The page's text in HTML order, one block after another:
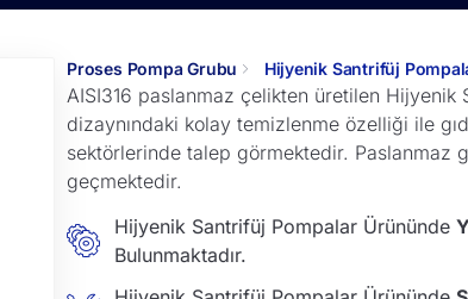
Proses Pompa Grubu Hijyenik Santrifüj
AISI316 paslanmaz çelikten üretilen Hijyenik
dizaynındaki kolay temizlenme özelliği ile
sektörlerinde talep görmektedir. Paslanmaz
geçmektedir.
Hijyenik Santrifüj Pompalar Ürününde
Bulunmaktadır.